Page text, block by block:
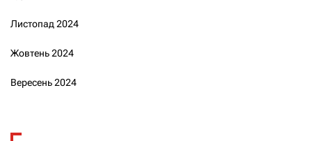
Листопад 2024
Жовтень 2024
Вересень 2024